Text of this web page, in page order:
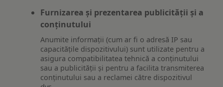
Furnizarea și prezentarea publicității și a
conținutului
Anumite informații (cum ar fi o adresă IP sau
capacitățile dispozitivului) sunt utilizate pentru a
asigura compatibilitatea tehnică a conținutului
sau a publicității și pentru a facilita transmiterea
conținutului sau a reclamei către dispozitivul